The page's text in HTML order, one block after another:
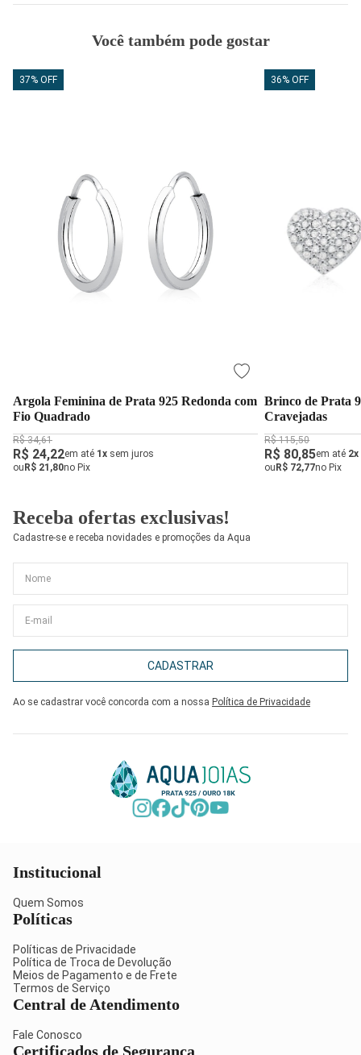
Você também pode gostar
37% OFF
Argola Feminina de Prata 925 Redonda com
Fio Quadrado
R$ 34,61
R$ 24,22em até 1x sem juros
ouR$ 21,80no Pix
36% OFF
Brinco de Prata
Cravejadas
R$ 115,50
R$ 80,85em até 2x
ouR$ 72,77no Pix
Receba ofertas exclusivas!
Cadastre-se e receba novidades e promoções da Aqua
CADASTRAR
Ao se cadastrar você concorda com a nossa Política de Privacidade
Institucional
Quem Somos
Políticas
Políticas de Privacidade
Política de Troca de Devolução
Meios de Pagamento e de Frete
Termos de Serviço
Central de Atendimento
Fale Conosco
Certificados de Segurança